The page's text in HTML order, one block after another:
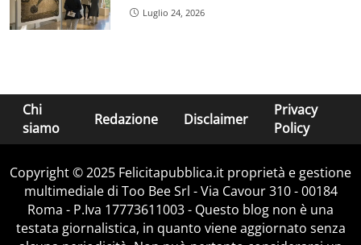
Luglio 24, 2026
Chi
siamo
Redazione Disclaimer
Privacy
Policy
Copyright © 2025 Felicitapubblica.it proprietà e gestione
multimediale di Too Bee Srl - Via Cavour 310 - 00184
Roma - P.Iva 17773611003 - Questo blog non è una
testata giornalistica, in quanto viene aggiornato senza